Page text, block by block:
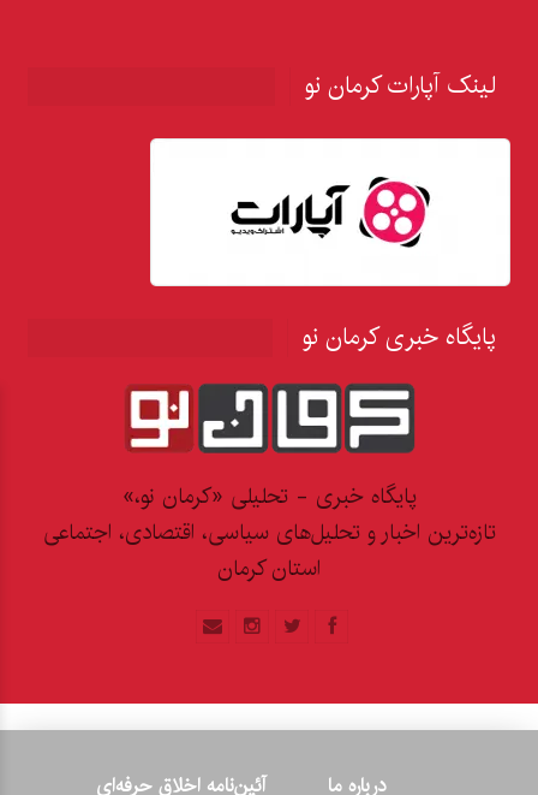
لینک آپارات کرمان نو
پایگاه خبری کرمان نو
پایگاه خبری - تحلیلی «کرمان نو،»
تازه‌ترین اخبار و تحلیل‌های سیاسی، اقتصادی، اجتماعی
استان کرمان
درباره ما آئین‌نامه اخلاق حرفه‌ای